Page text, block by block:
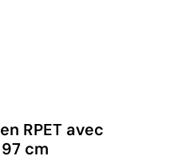
RPET avec
cm